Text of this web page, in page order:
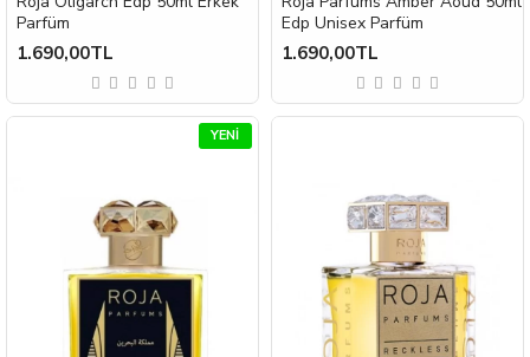
Parfüm
1.690,00TL
Edp Unisex Parfüm
1.690,00TL
YENI